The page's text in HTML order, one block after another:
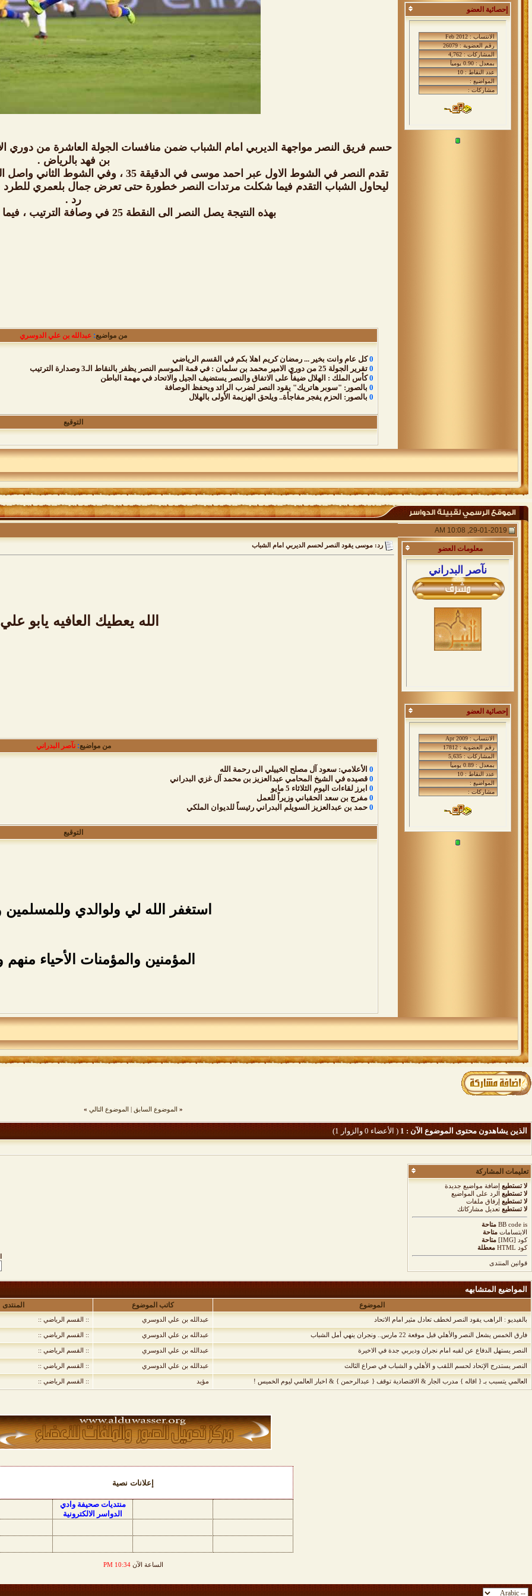
إحصائية العضو
حسم فريق النصر مواجهة الديربي امام الشباب ضمن منافسات الجولة العاشرة من دوري
بن فهد بالرياض .
رد .
بهذه النتيجة يصل النصر الى النقطة 25 في وصافة الترتيب ، فيما الشباب رابعاً برصيد 16 نقطة .
من مواضيع: عبدالله بن علي الدوسري
0 كل عام وانت بخير ... رمضان كريم اهلا بكم في القسم الرياضي
0 تقرير الجولة 25 من دوري الامير محمد بن سلمان : في قمة الموسم النصر يظفر بالنقاط الـ3 وصدارة الترتيب
0 كأس الملك : الهلال ضيفاً على الاتفاق والنصر يستضيف الجيل والاتحاد في مهمة الباطن
0 بالصور: "سوبر هاتريك" يقود النصر لضرب الرائد ويحفظ الوصافة
0 بالصور: الحزم يفجر مفاجأة.. ويلحق الهزيمة الأولى بالهلال
التوقيع
معلومات العضو
نآصر البدراني
إحصائية العضو
رد: موسى يقود النصر لحسم الديربي امام الشباب
الله يعطيك العافيه يابو
من مواضيع: نآصر البدراني
0 الأعلامي: سعود آل مصلح الخييلي الى رحمة الله
0 قصيده في الشيخ المحامي عبدالعزيز بن محمد آل غزي البدراني
0 ابرز لقاءات اليوم الثلاثاء 5 مايو
0 مفرج بن سعد الحقباني وزيراً للعمل
0 حمد بن عبدالعزيز السويلم البدراني رئيساً للديوان الملكي
التوقيع
استغفر الله لي ولوالدي
المؤمنين والمؤمنات الأحياء منهم
« الموضوع السابق | الموضوع التالي »
الذين يشاهدون محتوى الموضوع الآن : 1 ( الأعضاء 0 والزوار 1)
تعليمات المشاركة
لا تستطيع إضافة مواضيع جديدة
لا تستطيع الرد على المواضيع
لا تستطيع إرفاق ملفات
لا تستطيع تعديل مشاركاتك
BB code is
متاحة
الابتسامات متاحة
كود [IMG]
متاحة
كود HTML
معطلة
قوانين المنتدى
المواضيع المتشابهه
الموضوع كاتب الموضوع المنتدى
بالفيديو : الراهب يقود النصر لخطف تعادل مثير امام الاتحاد عبدالله بن علي الدوسري :: القسم الرياضي ::
فارق الخمس يشعل النصر والأهلي قبل موقعة 22 مارس.. ونجران ينهي أمل الشباب عبدالله بن علي الدوسري :: القسم الرياضي ::
النصر يستهل الدفاع عن لقبه امام نجران وديربي جدة في الاخيرة عبدالله بن علي الدوسري :: القسم الرياضي ::
النصر يستدرج الإتحاد لحسم اللقب و الأهلي و الشباب في صراع الثالث عبدالله بن علي الدوسري :: القسم الرياضي ::
العالمي يتسبب بـ { اقاله } مدرب الجار & الاقتصادية توقف { عبدالرحمن } & اخبار العالمي ليوم الخميس ! مؤيد :: القسم الرياضي ::
إعلانات نصية
منتديات صحيفة وادي
الدواسر الالكترونية
الساعة الآن10:34 PM